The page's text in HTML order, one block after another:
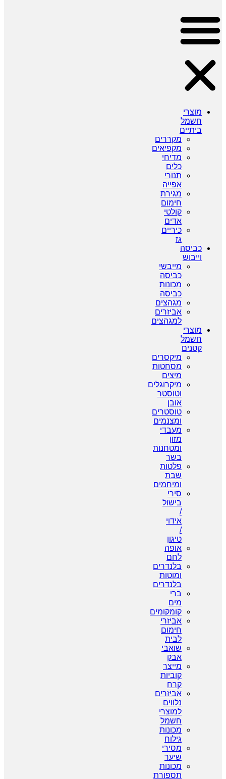
מוצרי
חשמל
ביתיים
מקררים
מקפיאים
מדיחי
כלים
תנורי
אפייה
מגירת
חימום
קולטי
אדים
כיריים
גז
כביסה
וייבוש
מייבשי
כביסה
מכונות
כביסה
מגהצים
אביזרים
למגהצים
מוצרי
חשמל
קטנים
מיקסרים
מסחטות
מיצים
מיקרוגלים
וטוסטר
אובן
טוסטרים
ומצנמים
מעבדי
מזון
ומטחנות
בשר
פלטות
שבת
ומיחמים
סירי
בישול
/
אידוי
/
טיגון
אופה
לחם
בלנדרים
ומוטות
בלנדרים
ברי
מים
קומקומים
אביזרי
חימום
לבית
שואבי
אבק
מייצר
קוביות
קרח
אביזרים
נלווים
למוצרי
חשמל
מכונות
גילוח
מסירי
שיער
מכונות
תספורת